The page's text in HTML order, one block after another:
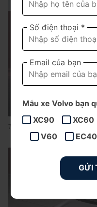
Thân xe ES90 gần như
các chi tiết tạo hình
Số điện thoại *
Email của bạn
Mẫu xe Volvo bạn
XC90
XC60
V60
EC40